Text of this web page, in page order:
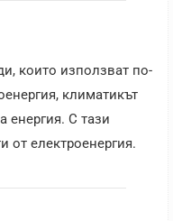
които използват по-
климатикът
енергия. С тази
от електроенергия.